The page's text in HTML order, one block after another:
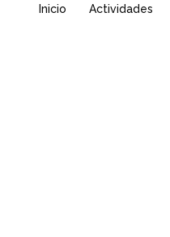
Inicio Actividades